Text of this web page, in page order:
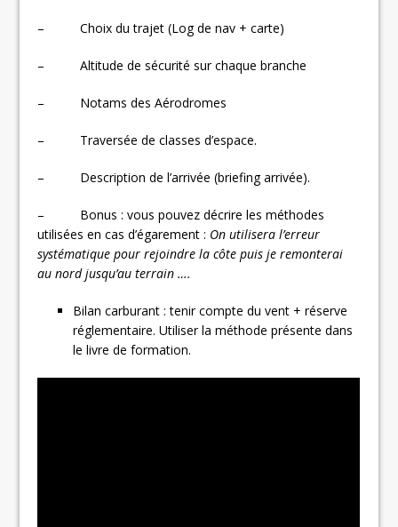
– Choix du trajet (Log de nav + carte)
– Altitude de sécurité sur chaque branche
– Notams des Aérodromes
– Traversée de classes d’espace.
– Description de l’arrivée (briefing arrivée).
– Bonus : vous pouvez décrire les méthodes
utilisées en cas d’égarement : On utilisera l’erreur
systématique pour rejoindre la côte puis je remonterai
au nord jusqu’au terrain ….
Bilan carburant : tenir compte du vent + réserve
réglementaire. Utiliser la méthode présente dans
le livre de formation.